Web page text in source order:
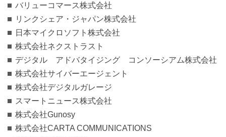
バリューコマース株式会社
リンクシェア・ジャパン株式会社
日本マイクロソフト株式会社
株式会社ネクストラスト
デジタル アドバタイジング コンソーシアム株式会社
株式会社サイバーエージェント
株式会社デジタルガレージ
スマートニュース株式会社
株式会社Gunosy
株式会社CARTA COMMUNICATIONS